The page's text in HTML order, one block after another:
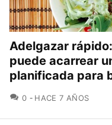
Adelgazar
puede acarrear
planificada para
0 COMENTARIOS
HACE 7 AÑOS